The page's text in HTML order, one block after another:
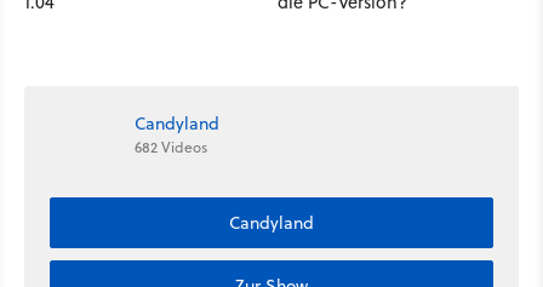
Candyland
682 Videos
Candyland